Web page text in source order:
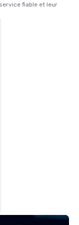
fiable et leur